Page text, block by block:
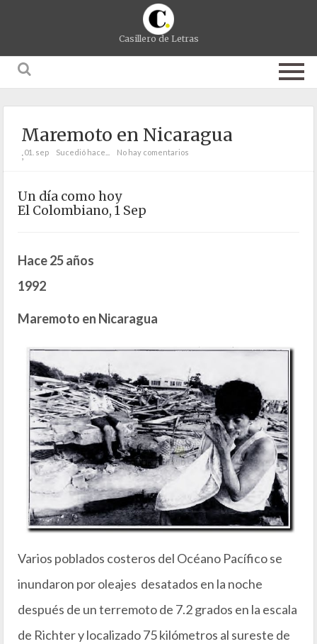
Casillero de Letras
Maremoto en Nicaragua
;01. sep Sucedió hace... No hay comentarios
Un día como hoy
El Colombiano, 1 Sep
Hace 25 años
1992
Maremoto en Nicaragua
Varios poblados costeros del Océano Pacífico se
inundaron por oleajes desatados en la noche
después de un terremoto de 7.2 grados en la escala
de Richter y localizado 75 kilómetros al sureste de